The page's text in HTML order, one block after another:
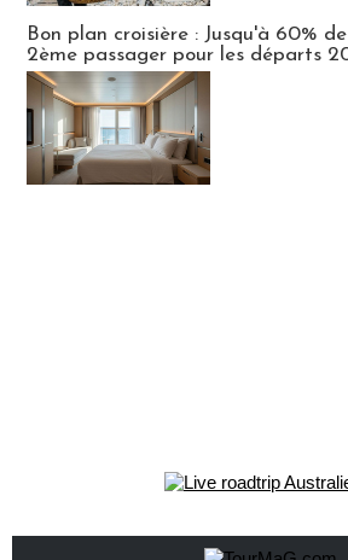
Bon plan croisière : Jusqu'à 60%
2ème passager pour les départs